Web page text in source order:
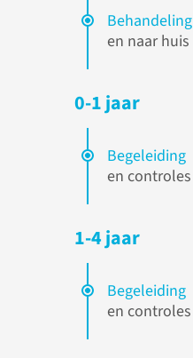
Behandeling
en naar huis
0-1 jaar
Begeleiding
en controles
1-4 jaar
Begeleiding
en controles